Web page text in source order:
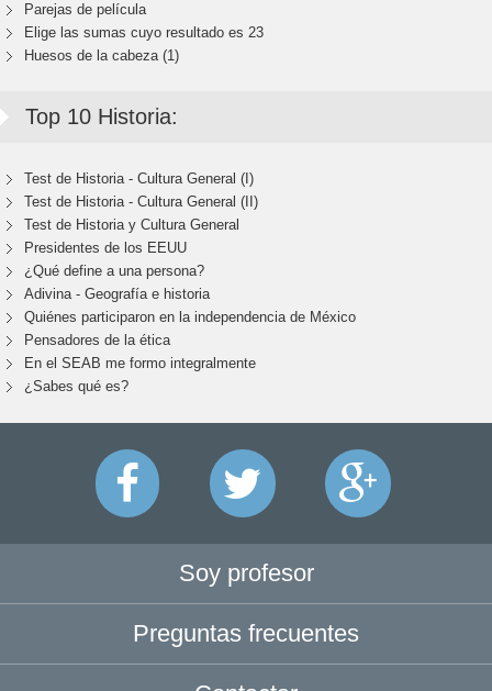
Parejas de película
Elige las sumas cuyo resultado es 23
Huesos de la cabeza (1)
Top 10 Historia:
Test de Historia - Cultura General (I)
Test de Historia - Cultura General (II)
Test de Historia y Cultura General
Presidentes de los EEUU
¿Qué define a una persona?
Adivina - Geografía e historia
Quiénes participaron en la independencia de México
Pensadores de la ética
En el SEAB me formo integralmente
¿Sabes qué es?
Soy profesor
Preguntas frecuentes